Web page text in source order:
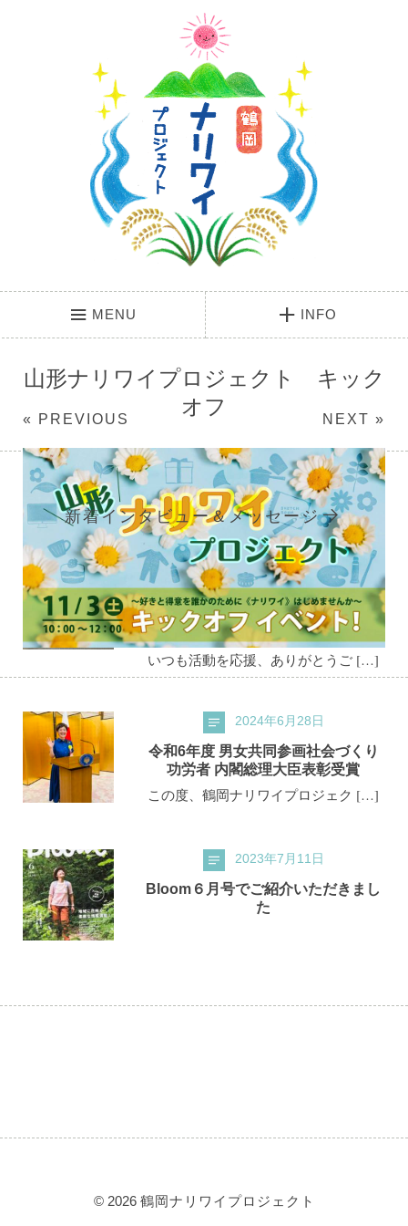
MENU INFO
山形ナリワイプロジェクト キック
オフ
« PREVIOUS NEXT »
新着インタビュー＆メッセージ
2026年4月25日
【かみのやま3期生募集】「好き」を
小さな仕事に. ENJOY! ナリワイ部 か
みのやま、スタート！
いつも活動を応援、ありがとうご […]
2024年6月28日
令和6年度 男女共同参画社会づくり
功労者 内閣総理大臣表彰受賞
この度、鶴岡ナリワイプロジェク […]
2023年7月11日
Bloom６月号でご紹介いただきまし
た
© 2026 鶴岡ナリワイプロジェクト